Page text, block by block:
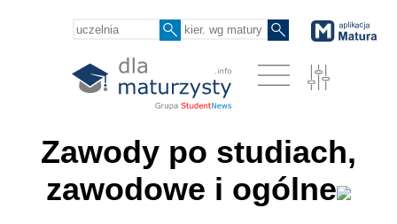
Zawody po studiach,
zawodowe i ogólne